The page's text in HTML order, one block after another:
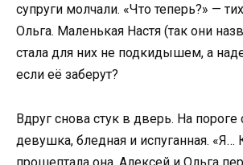
супруги молчали. «Что теперь?» —
Ольга. Маленькая Настя (так они
стала для них не подкидышем, а
если её заберут?
Вдруг снова стук в дверь. На пороге
девушка, бледная и испуганная. «Я…
прошептала она. Алексей и Ольга